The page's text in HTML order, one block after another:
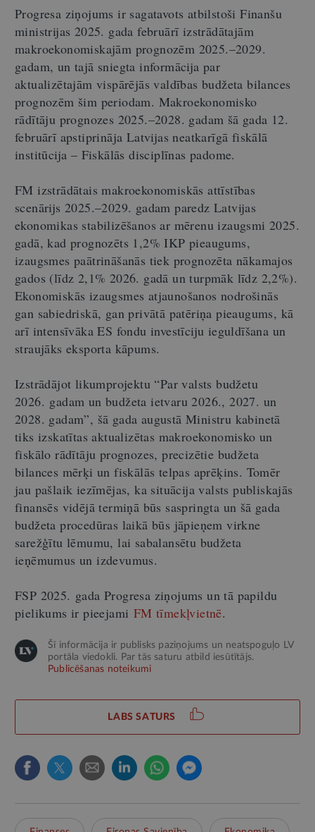
Progresa ziņojums ir sagatavots atbilstoši Finanšu
ministrijas 2025. gada februārī izstrādātajām
makroekonomiskajām prognozēm 2025.–2029.
gadam, un tajā sniegta informācija par
aktualizētajām vispārējās valdības budžeta bilances
prognozēm šim periodam. Makroekonomisko
rādītāju prognozes 2025.–2028. gadam šā gada 12.
februārī apstiprināja Latvijas neatkarīgā fiskālā
institūcija – Fiskālās disciplīnas padome.
FM izstrādātais makroekonomiskās attīstības
scenārijs 2025.–2029. gadam paredz Latvijas
ekonomikas stabilizēšanos ar mērenu izaugsmi 2025.
gadā, kad prognozēts 1,2% IKP pieaugums,
izaugsmes paātrināšanās tiek prognozēta nākamajos
gados (līdz 2,1% 2026. gadā un turpmāk līdz 2,2%).
Ekonomiskās izaugsmes atjaunošanos nodrošinās
gan sabiedriskā, gan privātā patēriņa pieaugums, kā
arī intensīvāka ES fondu investīciju ieguldīšana un
straujāks eksporta kāpums.
Izstrādājot likumprojektu “Par valsts budžetu
2026. gadam un budžeta ietvaru 2026., 2027. un
2028. gadam”, šā gada augustā Ministru kabinetā
tiks izskatītas aktualizētas makroekonomisko un
fiskālo rādītāju prognozes, precizētie budžeta
bilances mērķi un fiskālās telpas aprēķins. Tomēr
jau pašlaik iezīmējas, ka situācija valsts publiskajās
finansēs vidējā termiņā būs saspringta un šā gada
budžeta procedūras laikā būs jāpieņem virkne
sarežģītu lēmumu, lai sabalansētu budžeta
ieņēmumus un izdevumus.
FSP 2025. gada Progresa ziņojums un tā papildu
pielikums ir pieejami FM tīmekļvietnē.
Šī informācija ir publisks paziņojums un neatspoguļo LV
portāla viedokli. Par tās saturu atbild iesūtītājs.
Publicēšanas noteikumi
LABS SATURS